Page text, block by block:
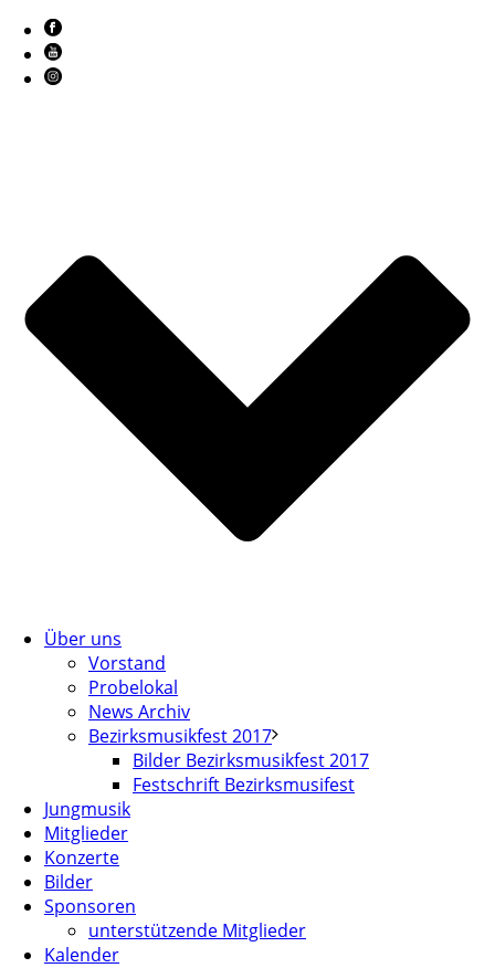
Über uns
Vorstand
Probelokal
News Archiv
Bezirksmusikfest 2017
Bilder Bezirksmusikfest 2017
Festschrift Bezirksmusifest
Jungmusik
Mitglieder
Konzerte
Bilder
Sponsoren
unterstützende Mitglieder
Kalender